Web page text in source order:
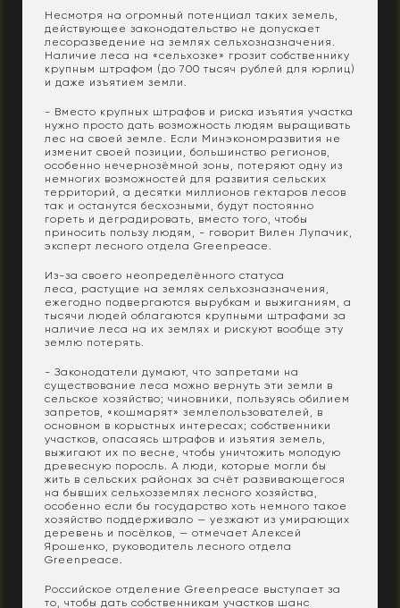
Несмотря на огромный потенциал таких земель,
действующее законодательство не допускает
лесоразведение на землях сельхозназначения.
Наличие леса на «сельхозке» грозит собственнику
крупным штрафом (до 700 тысяч рублей для юрлиц)
и даже изъятием земли.
- Вместо крупных штрафов и риска изъятия участка
нужно просто дать возможность людям выращивать
лес на своей земле. Если Минэкономразвития не
изменит своей позиции, большинство регионов,
особенно нечернозёмной зоны, потеряют одну из
немногих возможностей для развития сельских
территорий, а десятки миллионов гектаров лесов
так и останутся бесхозными, будут постоянно
гореть и деградировать, вместо того, чтобы
приносить пользу людям, - говорит Вилен Лупачик,
эксперт лесного отдела Greenpeace.
Из-за своего неопределённого статуса
леса, растущие на землях сельхозназначения,
ежегодно подвергаются вырубкам и выжиганиям, а
тысячи людей облагаются крупными штрафами за
наличие леса на их землях и рискуют вообще эту
землю потерять.
- Законодатели думают, что запретами на
существование леса можно вернуть эти земли в
сельское хозяйство; чиновники, пользуясь обилием
запретов, «кошмарят» землепользователей, в
основном в корыстных интересах; собственники
участков, опасаясь штрафов и изъятия земель,
выжигают их по весне, чтобы уничтожить молодую
древесную поросль. А люди, которые могли бы
жить в сельских районах за счёт развивающегося
на бывших сельхозземлях лесного хозяйства,
особенно если бы государство хоть немного такое
хозяйство поддерживало — уезжают из умирающих
деревень и посёлков, — отмечает Алексей
Ярошенко, руководитель лесного отдела
Greenpeace.
Российское отделение Greenpeace выступает за
то, чтобы дать собственникам участков шанс